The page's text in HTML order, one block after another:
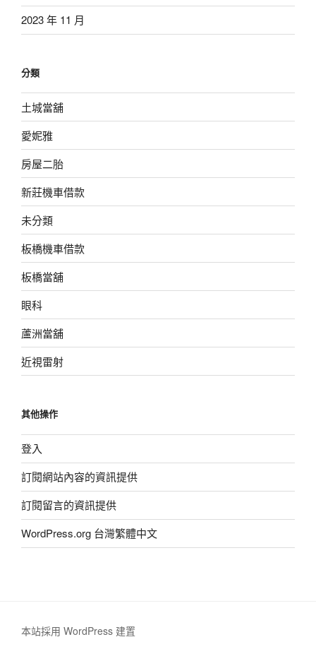
2023 年 11 月
分類
土城當舖
愛妮雅
房屋二胎
新莊機車借款
未分類
板橋機車借款
板橋當舖
眼科
蘆洲當舖
近視雷射
其他操作
登入
訂閱網站內容的資訊提供
訂閱留言的資訊提供
WordPress.org 台灣繁體中文
本站採用 WordPress 建置